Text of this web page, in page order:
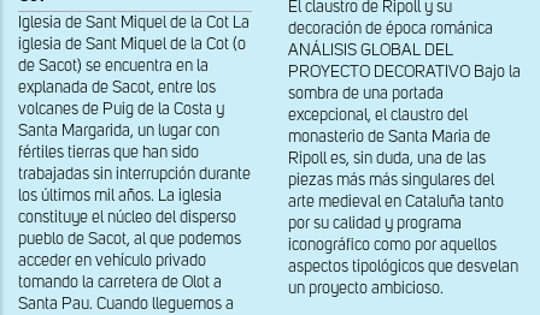
Iglesia de Sant Miquel de la Cot La
iglesia de Sant Miquel de la Cot (o
de Sacot) se encuentra en la
explanada de Sacot, entre los
volcanes de Puig de la Costa y
Santa Margarida, un lugar con
fértiles tierras que han sido
trabajadas sin interrupción durante
los últimos mil años. La iglesia
constituye el núcleo del disperso
pueblo de Sacot, al que podemos
acceder en vehículo privado
tomando la carretera de Olot a
Santa Pau. Cuando lleguemos a
El claustro de Ripoll y su
decoración de época románica
ANÁLISIS GLOBAL DEL
PROYECTO DECORATIVO Bajo la
sombra de una portada
excepcional, el claustro del
monasterio de Santa Maria de
Ripoll es, sin duda, una de las
piezas más más singulares del
arte medieval en Cataluña tanto
por su calidad y programa
iconográfico como por aquellos
aspectos tipológicos que desvelan
un proyecto ambicioso.